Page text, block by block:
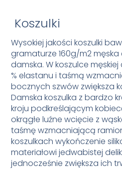
Koszulki
Wysokiej jakości koszulki
gramaturze 160g/m2 męska
damska. W koszulce
% elastanu i taśmą
bocznych szwów zwiększa
Damska koszulka z bardzo
kroju podkreślającym
okrągłe luźne wcięcie z
taśmę wzmacniającą
koszulkach wykończenie
materiałowi jedwabistej
jednocześnie zwiększa ich